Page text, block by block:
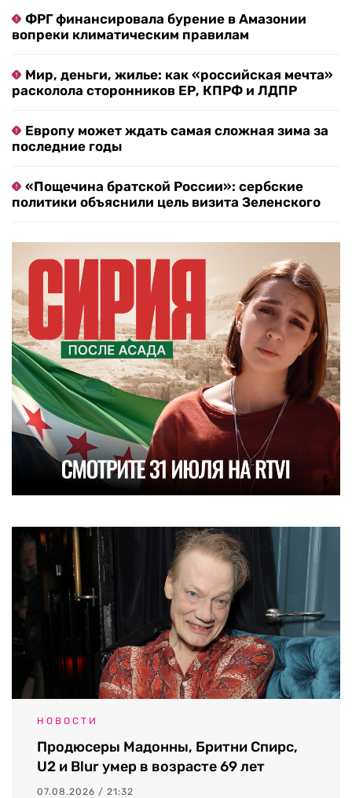
ФРГ финансировала бурение в Амазонии
вопреки климатическим правилам
Мир, деньги, жилье: как «российская мечта»
расколола сторонников ЕР, КПРФ и ЛДПР
Европу может ждать самая сложная зима за
последние годы
«Пощечина братской России»: сербские
политики объяснили цель визита Зеленского
НОВОСТИ
Продюсеры Мадонны, Бритни Спирс,
U2 и Blur умер в возрасте 69 лет
07.08.2026 / 21:32